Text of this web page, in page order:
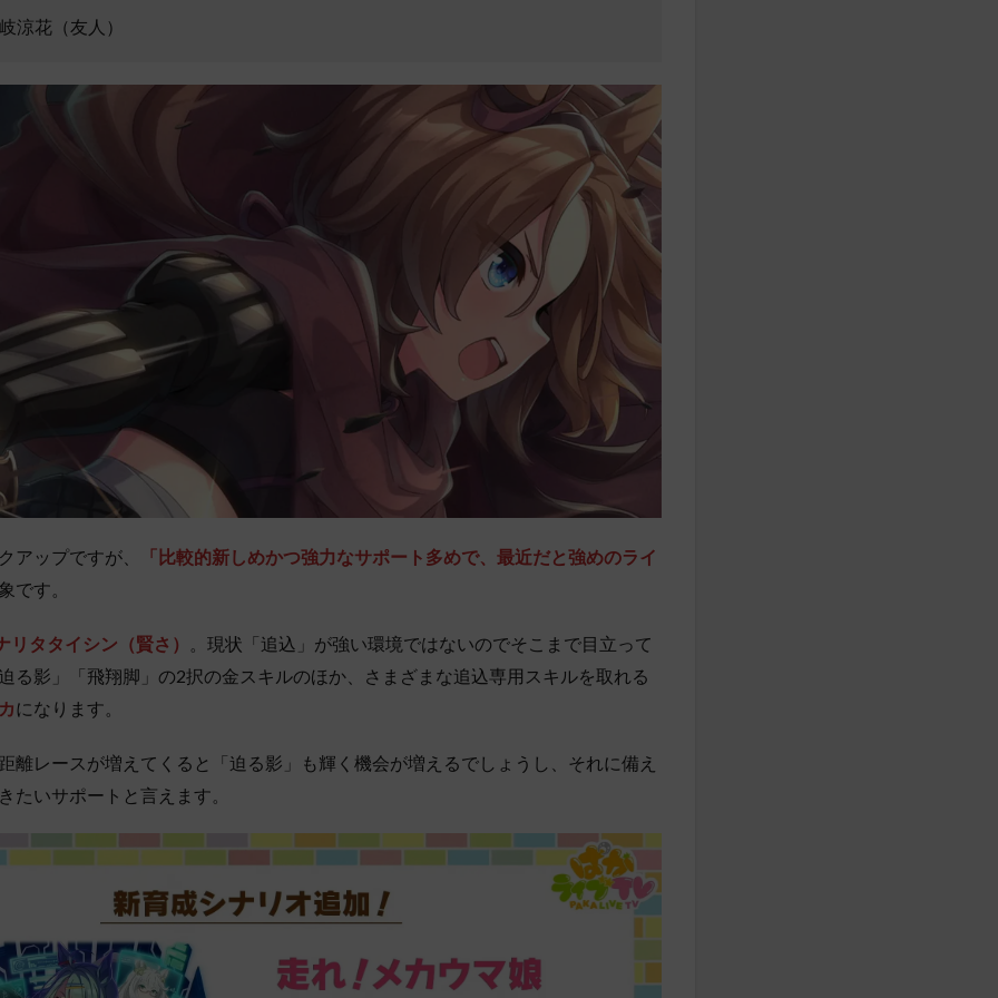
涼花（友人）
アップですが、
「比較的新しめかつ強力なサポート多めで、最近だと強めのライ
です。
リタタイシン（賢さ）
。現状「追込」が強い環境ではないのでそこまで目立って
る影」「飛翔脚」の2択の金スキルのほか、さまざまな追込専用スキルを取れる
になります。
離レースが増えてくると「迫る影」も輝く機会が増えるでしょうし、それに備え
たいサポートと言えます。